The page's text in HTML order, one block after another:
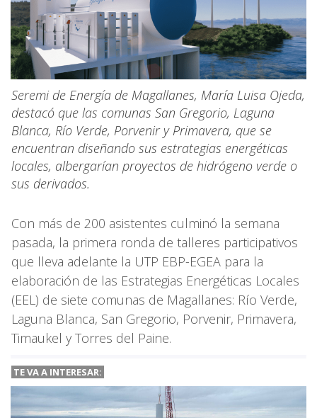
Seremi de Energía de Magallanes, María Luisa Ojeda,
destacó que las comunas San Gregorio, Laguna
Blanca, Río Verde, Porvenir y Primavera, que se
encuentran diseñando sus estrategias energéticas
locales, albergarían proyectos de hidrógeno verde o
sus derivados.
Con más de 200 asistentes culminó la semana
pasada, la primera ronda de talleres participativos
que lleva adelante la UTP EBP-EGEA para la
elaboración de las Estrategias Energéticas Locales
(EEL) de siete comunas de Magallanes: Río Verde,
Laguna Blanca, San Gregorio, Porvenir, Primavera,
Timaukel y Torres del Paine.
TE VA A INTERESAR: